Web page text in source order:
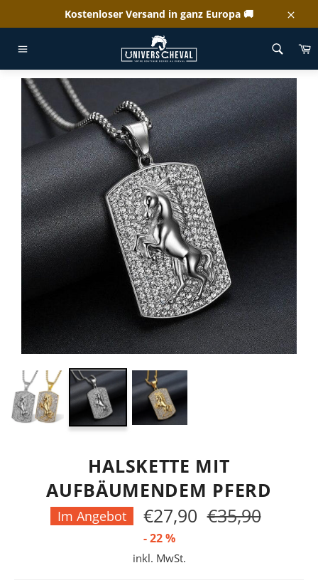
Kostenloser Versand in ganz Europa 🚚
WILLKOMMEN HALSKETTE MIT AUFBÄUMENDEM PFERD
HALSKETTE MIT
AUFBÄUMENDEM PFERD
Im Angebot €27,90 Normaler
Preis
€35,90
-22%
inkl. MwSt.